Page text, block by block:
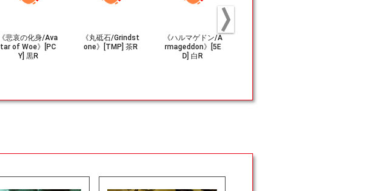
《悲哀の化身/Ava
tar of Woe》[PC
Y] 黒R
《丸砥石/Grindst
one》[TMP] 茶R
《ハルマゲドン/A
rmageddon》[5E
D] 白R